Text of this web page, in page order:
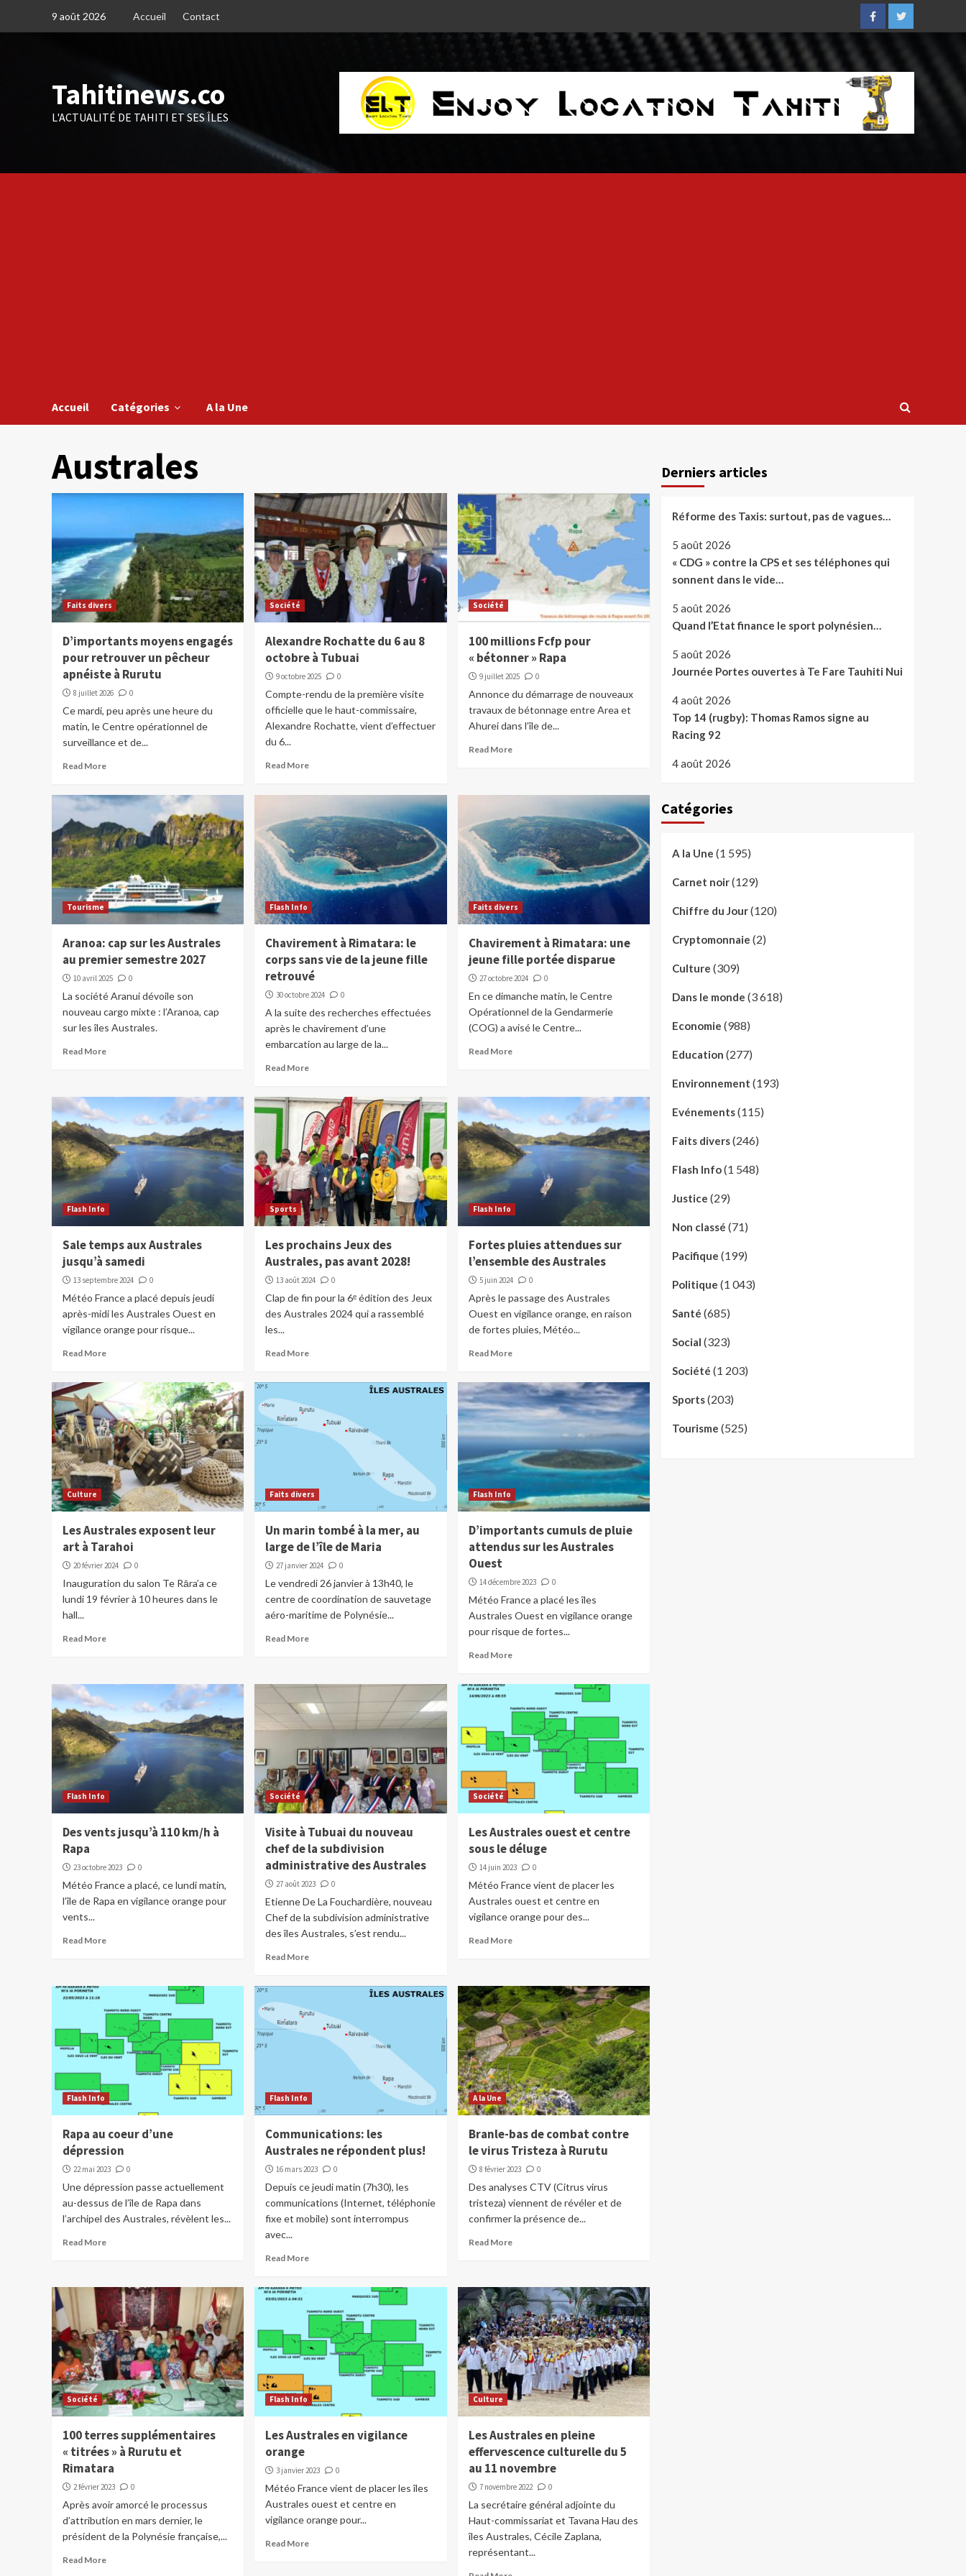
9 août 2026 Accueil Contact
FacebookTwitter
Tahitinews.co
L'ACTUALITÉ DE TAHITI ET SES ÎLES
Accueil Catégories A la Une
Australes
Faits divers
D’importants moyens engagés
pour retrouver un pêcheur
apnéiste à Rurutu
8 juillet 2026 0
Ce mardi, peu après une heure du
matin, le Centre opérationnel de
surveillance et de...
Read More
Société
Alexandre Rochatte du 6 au 8
octobre à Tubuai
9 octobre 2025 0
Compte-rendu de la première visite
officielle que le haut-commissaire,
Alexandre Rochatte, vient d’effectuer
du 6...
Read More
Société
100 millions Fcfp pour
« bétonner » Rapa
9 juillet 2025 0
Annonce du démarrage de nouveaux
travaux de bétonnage entre Area et
Ahurei dans l’île de...
Read More
Tourisme
Aranoa: cap sur les Australes
au premier semestre 2027
10 avril 2025 0
La société Aranui dévoile son
nouveau cargo mixte : l’Aranoa, cap
sur les îles Australes.
Read More
Flash Info
Chavirement à Rimatara: le
corps sans vie de la jeune fille
retrouvé
30 octobre 2024 0
A la suite des recherches effectuées
après le chavirement d’une
embarcation au large de la...
Read More
Faits divers
Chavirement à Rimatara: une
jeune fille portée disparue
27 octobre 2024 0
En ce dimanche matin, le Centre
Opérationnel de la Gendarmerie
(COG) a avisé le Centre...
Read More
Flash Info
Sale temps aux Australes
jusqu’à samedi
13 septembre 2024 0
Météo France a placé depuis jeudi
après-midi les Australes Ouest en
vigilance orange pour risque...
Read More
Sports
Les prochains Jeux des
Australes, pas avant 2028!
13 août 2024 0
Clap de fin pour la 6ᵉ édition des Jeux
des Australes 2024 qui a rassemblé
les...
Read More
Flash Info
Fortes pluies attendues sur
l’ensemble des Australes
5 juin 2024 0
Après le passage des Australes
Ouest en vigilance orange, en raison
de fortes pluies, Météo...
Read More
Culture
Les Australes exposent leur
art à Tarahoi
20 février 2024 0
Inauguration du salon Te Rāra’a ce
lundi 19 février à 10 heures dans le
hall...
Read More
Faits divers
Un marin tombé à la mer, au
large de l’île de Maria
27 janvier 2024 0
Le vendredi 26 janvier à 13h40, le
centre de coordination de sauvetage
aéro-maritime de Polynésie...
Read More
Flash Info
D’importants cumuls de pluie
attendus sur les Australes
Ouest
14 décembre 2023 0
Météo France a placé les îles
Australes Ouest en vigilance orange
pour risque de fortes...
Read More
Flash Info
Des vents jusqu’à 110 km/h à
Rapa
23 octobre 2023 0
Météo France a placé, ce lundi matin,
l’île de Rapa en vigilance orange pour
vents...
Read More
Société
Visite à Tubuai du nouveau
chef de la subdivision
administrative des Australes
27 août 2023 0
Etienne De La Fouchardière, nouveau
Chef de la subdivision administrative
des îles Australes, s’est rendu...
Read More
Société
Les Australes ouest et centre
sous le déluge
14 juin 2023 0
Météo France vient de placer les
Australes ouest et centre en
vigilance orange pour des...
Read More
Flash Info
Rapa au coeur d’une
dépression
22 mai 2023 0
Une dépression passe actuellement
au-dessus de l’île de Rapa dans
l’archipel des Australes, révèlent les...
Read More
Flash Info
Communications: les
Australes ne répondent plus!
16 mars 2023 0
Depuis ce jeudi matin (7h30), les
communications (Internet, téléphonie
fixe et mobile) sont interrompus
avec...
Read More
A la Une
Branle-bas de combat contre
le virus Tristeza à Rurutu
8 février 2023 0
Des analyses CTV (Citrus virus
tristeza) viennent de révéler et de
confirmer la présence de...
Read More
Société
100 terres supplémentaires
« titrées » à Rurutu et
Rimatara
2 février 2023 0
Après avoir amorcé le processus
d’attribution en mars dernier, le
président de la Polynésie française,...
Read More
Flash Info
Les Australes en vigilance
orange
3 janvier 2023 0
Météo France vient de placer les îles
Australes ouest et centre en
vigilance orange pour...
Read More
Culture
Les Australes en pleine
effervescence culturelle du 5
au 11 novembre
7 novembre 2022 0
La secrétaire général adjointe du
Haut-commissariat et Tavana Hau des
îles Australes, Cécile Zaplana,
représentant...
Derniers articles
Réforme des Taxis: surtout, pas de vagues…
5 août 2026
« CDG » contre la CPS et ses téléphones qui
sonnent dans le vide…
5 août 2026
Quand l’Etat finance le sport polynésien…
5 août 2026
Journée Portes ouvertes à Te Fare Tauhiti Nui
4 août 2026
Top 14 (rugby): Thomas Ramos signe au
Racing 92
4 août 2026
Catégories
A la Une (1 595)
Carnet noir(129)
Chiffre du Jour(120)
Cryptomonnaie (2)
Culture (309)
Dans le monde (3 618)
Economie (988)
Education (277)
Environnement (193)
Evénements(115)
Faits divers(246)
Flash Info(1 548)
Justice (29)
Non classé (71)
Pacifique (199)
Politique (1 043)
Santé (685)
Social (323)
Société (1 203)
Sports(203)
Tourisme (525)